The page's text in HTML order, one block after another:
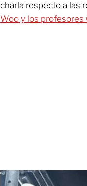
charla respecto a las
Woo y los profesores